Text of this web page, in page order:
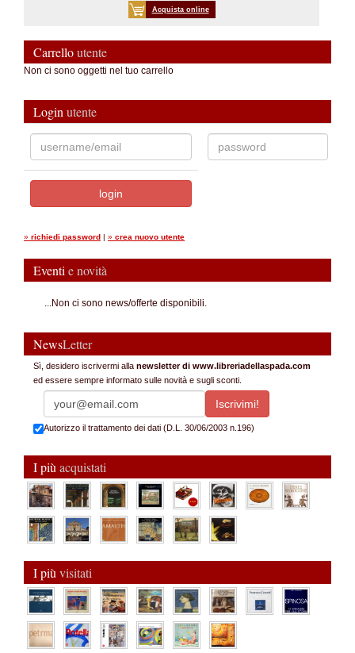
Acquista online
Carrelloutente
Non ci sono oggetti nel tuo carrello
Login utente
» richiedi password | » crea nuovo utente
Eventi e novità
...Non ci sono news/offerte disponibili.
NewsLetter
Sì, desidero iscrivermi alla newsletter di www.libreriadellaspada.com
ed essere sempre informato sulle novità e sugli sconti.
Autorizzo il trattamento dei dati (D.L. 30/06/2003 n.196)
I più acquistati
I più visitati